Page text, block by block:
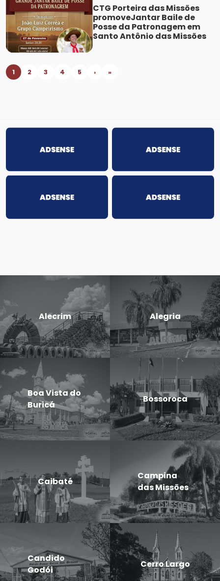
CTG Porteira das Missões
promoveJantar Baile de
Posse da Patronagem em
Santo Antônio das Missões
1 2 3 4 5 › »
Alecrim Alegria
Boa Vista do
Buricá
Bossoroca
Caibaté
Campina
das Missões
Candido
Godói
Cerro Largo